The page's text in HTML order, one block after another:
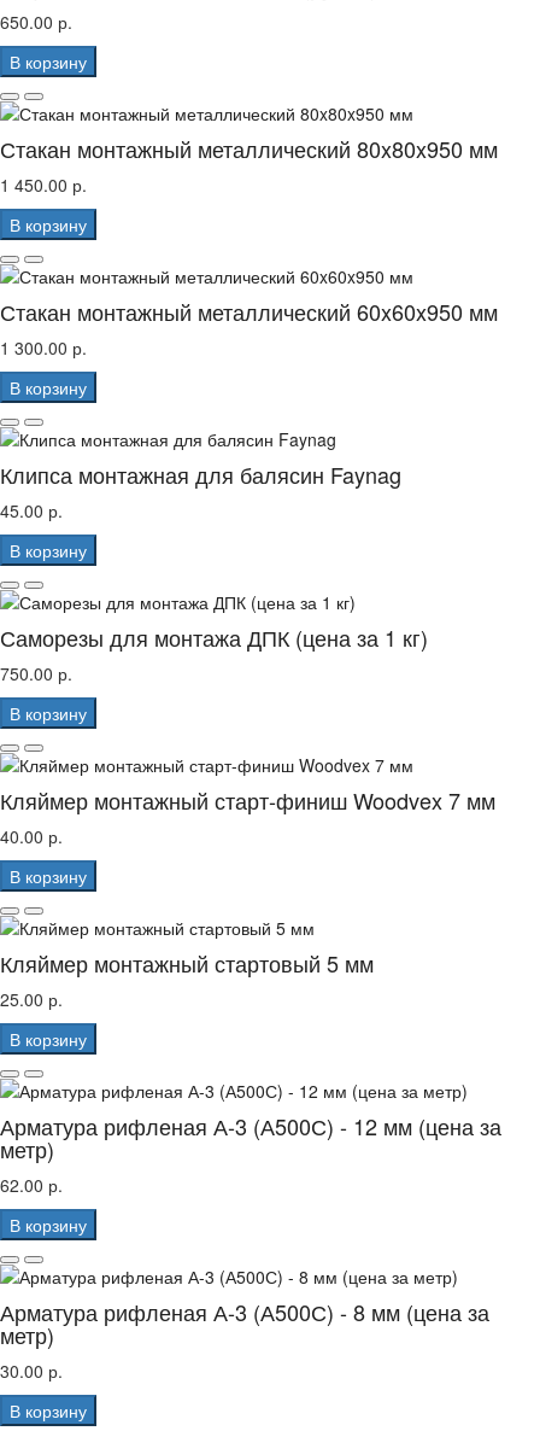
650.00 р.
В корзину
Стакан монтажный металлический 80x80x950 мм
1 450.00 р.
В корзину
Стакан монтажный металлический 60x60x950 мм
1 300.00 р.
В корзину
Клипса монтажная для балясин Faynag
45.00 р.
В корзину
Саморезы для монтажа ДПК (цена за 1 кг)
750.00 р.
В корзину
Кляймер монтажный старт-финиш Woodvex 7 мм
40.00 р.
В корзину
Кляймер монтажный стартовый 5 мм
25.00 р.
В корзину
Арматура рифленая А-3 (А500С) - 12 мм (цена за
метр)
62.00 р.
В корзину
Арматура рифленая А-3 (А500С) - 8 мм (цена за
метр)
30.00 р.
В корзину